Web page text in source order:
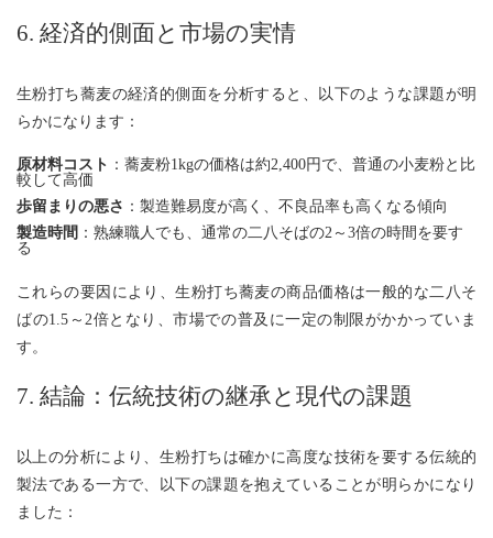
6. 経済的側面と市場の実情
生粉打ち蕎麦の経済的側面を分析すると、以下のような課題が明
らかになります：
原材料コスト ：蕎麦粉1kgの価格は約2,400円で、普通の小麦粉と比
較して高価
歩留まりの悪さ ：製造難易度が高く、不良品率も高くなる傾向
製造時間 ：熟練職人でも、通常の二八そばの2～3倍の時間を要す
る
これらの要因により、生粉打ち蕎麦の商品価格は一般的な二八そ
ばの1.5～2倍となり、市場での普及に一定の制限がかかっていま
す。
7. 結論：伝統技術の継承と現代の課題
以上の分析により、生粉打ちは確かに高度な技術を要する伝統的
製法である一方で、以下の課題を抱えていることが明らかになり
ました：